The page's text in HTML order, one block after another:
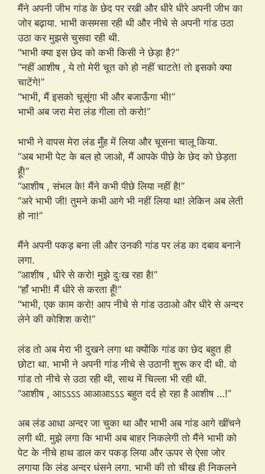
मैंने अपनी जीभ गांड के छेद पर रखी और धीरे धीरे अपनी जीभ का
जोर बढ़ाया. भाभी कसमसा रही थी और नीचे से अपनी गांड उठा
उठा कर मुझसे चुसवा रही थी.
“भाभी क्या इस छेद को कभी किसी ने छेड़ा है?”
“नहीं आशीष , ये तो मेरी चूत को हो नहीं चाटते! तो इसको क्या
चाटेंगे!”
“भाभी, मैं इसको चूसूंगा भी और बजाऊँगा भी!”
भाभी अब जरा मेरा लंड गीला तो करो!”
भाभी ने वापस मेरा लंड मुँह में लिया और चूसना चालू किया.
“अब भाभी पेट के बल हो जाओ, मैं आपके पीछे के छेद को छेड़ता
हूँ!”
“आशीष , संभल के! मैंने कभी पीछे लिया नहीं है!”
“अरे भाभी जी! तुमने कभी आगे भी नहीं लिया था! लेकिन अब लेती
हो ना!”
मैंने अपनी पकड़ बना ली और उनकी गांड पर लंड का दबाव बनाने
लगा.
“आशीष , धीरे से करो! मुझे दुःख रहा है!”
“हाँ भाभी! मैं धीरे से करता हूँ!”
“भाभी, एक काम करो! आप नीचे से गांड उठाओ और धीरे से अन्दर
लेने की कोशिश करो!”
लंड तो अब मेरा भी दुखने लगा था क्योंकि गांड का छेद बहुत ही
छोटा था. भाभी ने अपनी गांड नीचे से उठानी शुरू कर दी थी. वो
गांड तो नीचे से उठा रही थी, साथ में चिल्ला भी रही थी.
“आशीष , आऽऽऽऽ आआआऽऽऽ बहुत दर्द हो रहा है आशीष …!”
अब लंड आधा अन्दर जा चुका था और भाभी अब गांड आगे खींचने
लगी थी. मुझे लगा कि भाभी अब बाहर निकलेगी तो मैंने भाभी को
पेट के नीचे हाथ डाल कर पकड़ लिया और ऊपर से ऐसा जोर
लगाया कि लंड अन्दर धंसने लगा. भाभी की तो चीख ही निकलने